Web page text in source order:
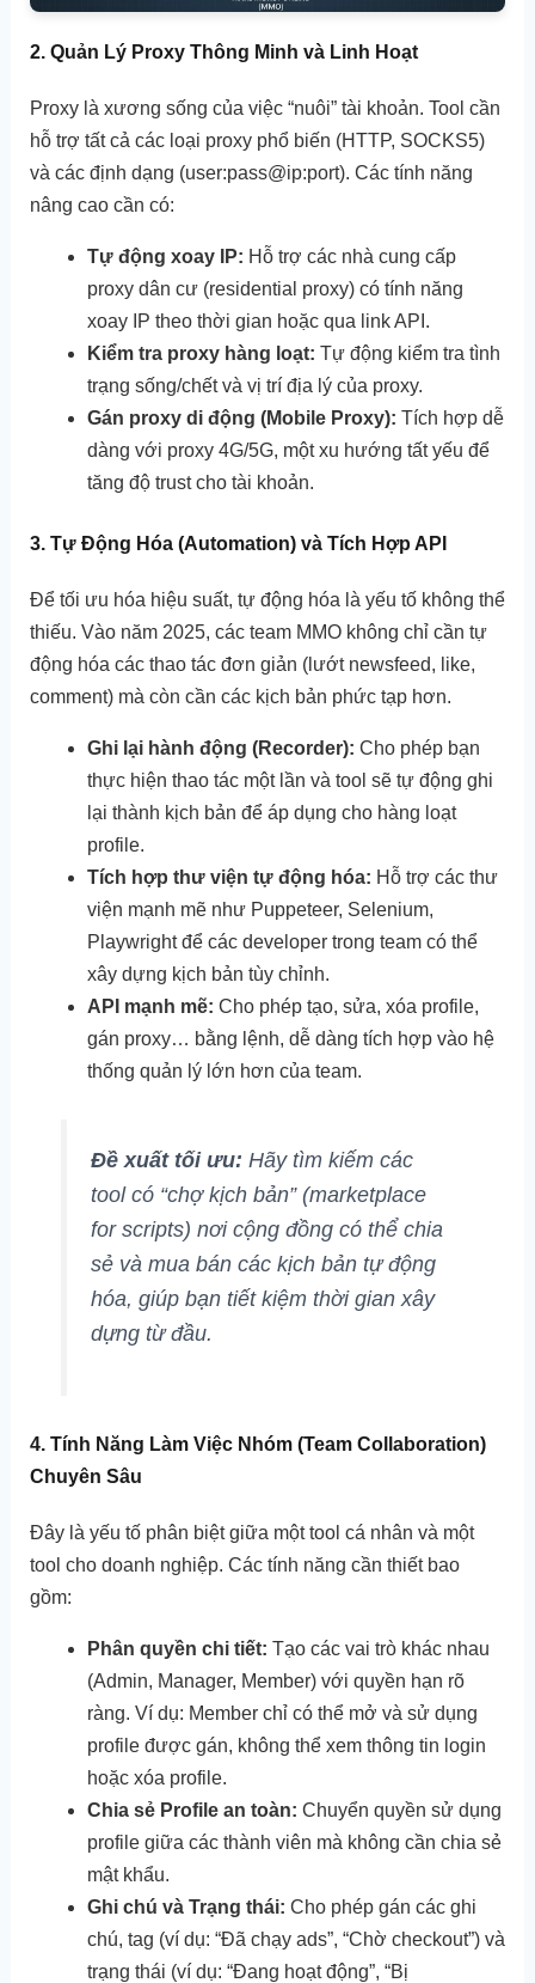
2. Quản Lý Proxy Thông Minh và Linh Hoạt
Proxy là xương sống của việc “nuôi” tài khoản. Tool cần
hỗ trợ tất cả các loại proxy phổ biến (HTTP, SOCKS5)
và các định dạng (user:pass@ip:port). Các tính năng
nâng cao cần có:
Tự động xoay IP: Hỗ trợ các nhà cung cấp
proxy dân cư (residential proxy) có tính năng
xoay IP theo thời gian hoặc qua link API.
Kiểm tra proxy hàng loạt: Tự động kiểm tra tình
trạng sống/chết và vị trí địa lý của proxy.
Gán proxy di động (Mobile Proxy): Tích hợp dễ
dàng với proxy 4G/5G, một xu hướng tất yếu để
tăng độ trust cho tài khoản.
3. Tự Động Hóa (Automation) và Tích Hợp API
Để tối ưu hóa hiệu suất, tự động hóa là yếu tố không thể
thiếu. Vào năm 2025, các team MMO không chỉ cần tự
động hóa các thao tác đơn giản (lướt newsfeed, like,
comment) mà còn cần các kịch bản phức tạp hơn.
Ghi lại hành động (Recorder): Cho phép bạn
thực hiện thao tác một lần và tool sẽ tự động ghi
lại thành kịch bản để áp dụng cho hàng loạt
profile.
Tích hợp thư viện tự động hóa: Hỗ trợ các thư
viện mạnh mẽ như Puppeteer, Selenium,
Playwright để các developer trong team có thể
xây dựng kịch bản tùy chỉnh.
API mạnh mẽ: Cho phép tạo, sửa, xóa profile,
gán proxy… bằng lệnh, dễ dàng tích hợp vào hệ
thống quản lý lớn hơn của team.
Đề xuất tối ưu: Hãy tìm kiếm các
tool có “chợ kịch bản” (marketplace
for scripts) nơi cộng đồng có thể chia
sẻ và mua bán các kịch bản tự động
hóa, giúp bạn tiết kiệm thời gian xây
dựng từ đầu.
4. Tính Năng Làm Việc Nhóm (Team Collaboration)
Chuyên Sâu
Đây là yếu tố phân biệt giữa một tool cá nhân và một
tool cho doanh nghiệp. Các tính năng cần thiết bao
gồm:
Phân quyền chi tiết: Tạo các vai trò khác nhau
(Admin, Manager, Member) với quyền hạn rõ
ràng. Ví dụ: Member chỉ có thể mở và sử dụng
profile được gán, không thể xem thông tin login
hoặc xóa profile.
Chia sẻ Profile an toàn: Chuyển quyền sử dụng
profile giữa các thành viên mà không cần chia sẻ
mật khẩu.
Ghi chú và Trạng thái: Cho phép gán các ghi
chú, tag (ví dụ: “Đã chạy ads”, “Chờ checkout”) và
trạng thái (ví dụ: “Đang hoạt động”, “Bị